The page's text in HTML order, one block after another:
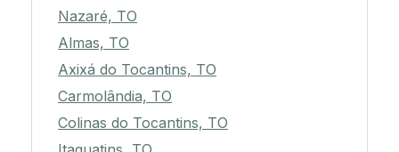
Nazaré, TO
Almas, TO
Axixá do Tocantins, TO
Carmolândia, TO
Colinas do Tocantins, TO